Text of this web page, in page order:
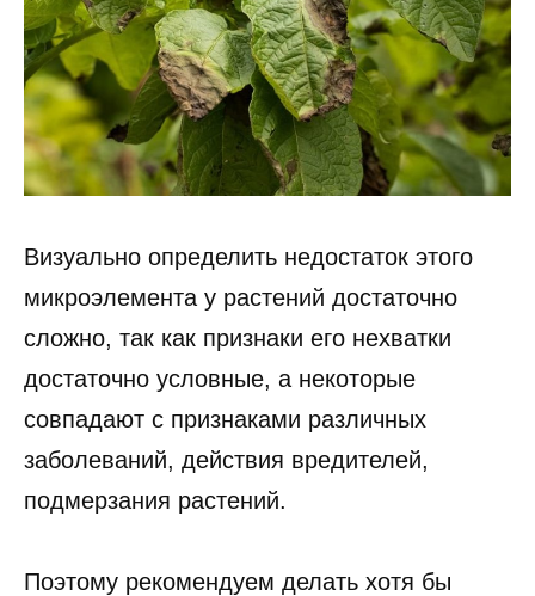
Визуально определить недостаток этого
микроэлемента у растений достаточно
сложно, так как признаки его нехватки
достаточно условные, а некоторые
совпадают с признаками различных
заболеваний, действия вредителей,
подмерзания растений.
Поэтому рекомендуем делать хотя бы